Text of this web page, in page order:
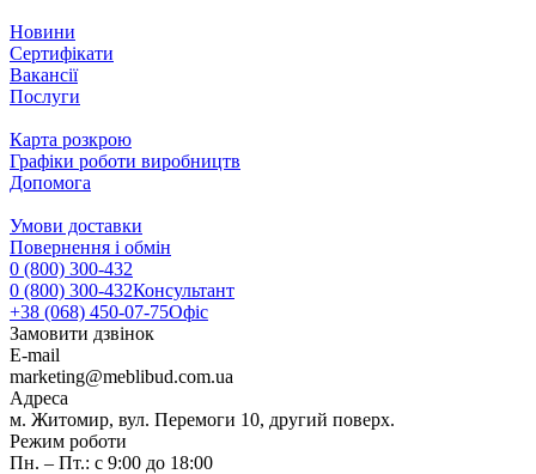
Новини
Сертифікати
Вакансії
Послуги
Карта розкрою
Графіки роботи виробництв
Допомога
Умови доставки
Повернення і обмін
0 (800) 300-432
0 (800) 300-432Консультант
+38 (068) 450-07-75Офіс
Замовити дзвінок
E-mail
marketing@meblibud.com.ua
Адреса
м. Житомир, вул. Перемоги 10, другий поверх.
Режим роботи
Пн. – Пт.: с 9:00 до 18:00